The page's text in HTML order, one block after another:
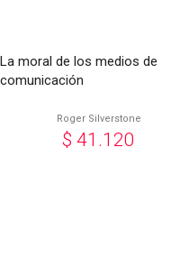
La moral de los medios de
comunicación
Roger Silverstone
$ 41.120